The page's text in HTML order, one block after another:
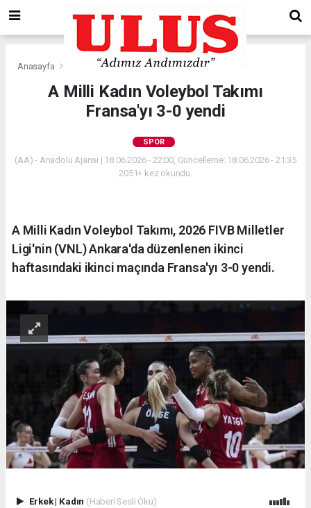
Anasayfa
A Milli Kadın Voleybol Takımı
Fransa'yı 3-0 yendi
SPOR
(AA) - Anadolu Ajansı | 18.06.2026 - 22:00, Güncelleme: 18.06.2026 - 21:35
2051+ kez okundu.
A Milli Kadın Voleybol Takımı, 2026 FIVB Milletler
Ligi'nin (VNL) Ankara'da düzenlenen ikinci
haftasındaki ikinci maçında Fransa'yı 3-0 yendi.
Erkek| Kadın (Haberi Sesli Oku)